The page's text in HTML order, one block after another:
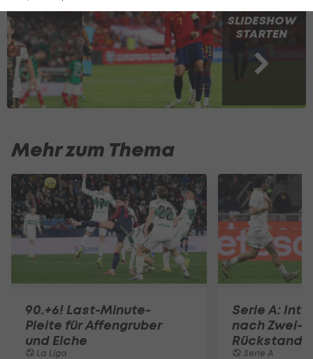
SLIDESHOW
STARTEN
Mehr zum Thema
90.+6! Last-Minute-
Pleite für Affengruber
und Elche
La Liga
Serie A:
nach Zwei-
Rückstand
Serie A